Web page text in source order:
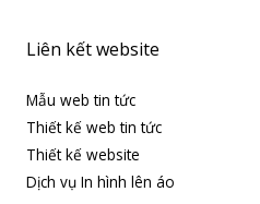
Liên kết website
Mẫu web tin tức
Thiết kế web tin tức
Thiết kế website
Dịch vụ In hình lên áo